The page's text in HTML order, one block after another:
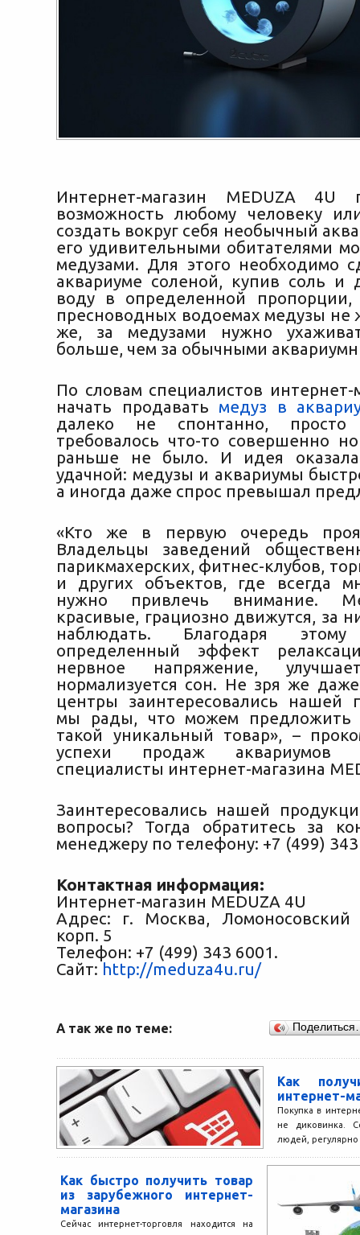
Интернет-магазин MEDUZA 4U
возможность любому человеку
создать вокруг себя необычный
его удивительными обитателями
медузами. Для этого необходимо
аквариуме соленой, купив соль и
воду в определенной
пресноводных водоемах медузы не
же, за медузами нужно
больше, чем за обычными
По словам специалистов интернет-
начать продавать медуз в
далеко не спонтанно, просто
требовалось что-то совершенно
раньше не было. И идея
удачной: медузы и аквариумы
а иногда даже спрос превышал
«Кто же в первую очередь
Владельцы заведений
парикмахерских, фитнес-клубов,
и других объектов, где всегда
нужно привлечь внимание.
красивые, грациозно движутся, за
наблюдать. Благодаря этому
определенный эффект
нервное напряжение,
нормализуется сон. Не зря же
центры заинтересовались нашей
мы рады, что можем предложить
такой уникальный товар», –
успехи продаж аквариумов
специалисты интернет-магазина
Заинтересовались нашей
вопросы? Тогда обратитесь за
менеджеру по телефону: +7 (499)
Контактная информация:
Интернет-магазин MEDUZA 4U
Адрес: г. Москва, Ломоносовский
корп. 5
Телефон: +7 (499) 343 6001.
Сайт: http://meduza4u.ru/
А так же по теме:
Как
интернет-
Покупка в
не диковинка.
людей,
пару...
Как быстро получить товар
из зарубежного интернет-
магазина
Сейчас интернет-торговля находится на